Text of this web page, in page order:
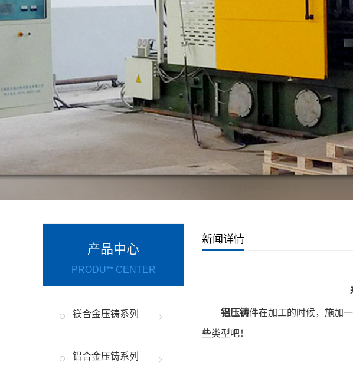
产品中心
PRODU** CENTER
镁合金压铸系列
铝合金压铸系列
新闻详情
铝压铸件在加工的时候，施加
些类型吧！